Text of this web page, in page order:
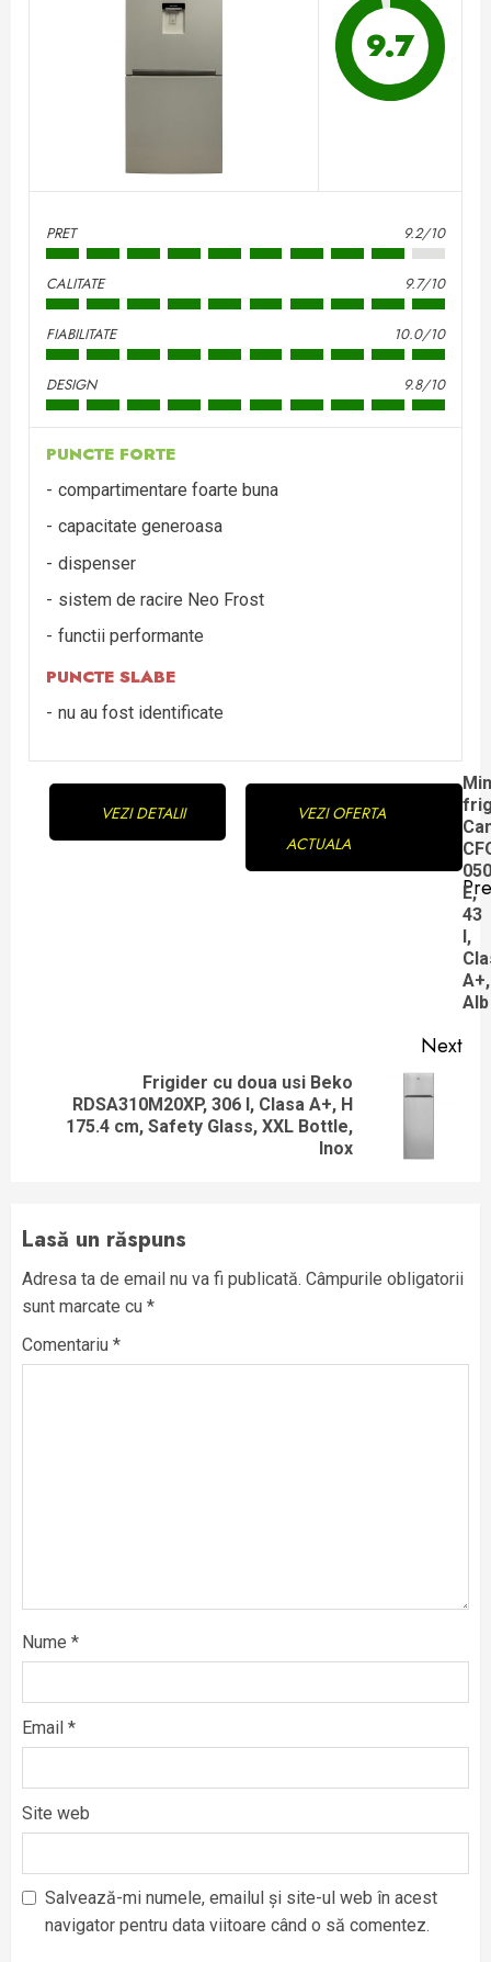
9.7
PRET 9.2/10
CALITATE 9.7/10
FIABILITATE 10.0/10
DESIGN 9.8/10
PUNCTE FORTE
compartimentare foarte buna
capacitate generoasa
dispenser
sistem de racire Neo Frost
functii performante
PUNCTE SLABE
nu au fost identificate
VEZI DETALII
VEZI OFERTA
ACTUALA
Continue
Reading
050
E,
43
l,
A+,
Alb
Next
post:
Frigider cu doua usi Beko
RDSA310M20XP, 306 l, Clasa A+, H
175.4 cm, Safety Glass, XXL Bottle,
Inox
Lasă un răspuns
Adresa ta de email nu va fi publicată. Câmpurile obligatorii
sunt marcate cu *
Comentariu *
Nume *
Email *
Site web
Salvează-mi numele, emailul și site-ul web în acest
navigator pentru data viitoare când o să comentez.